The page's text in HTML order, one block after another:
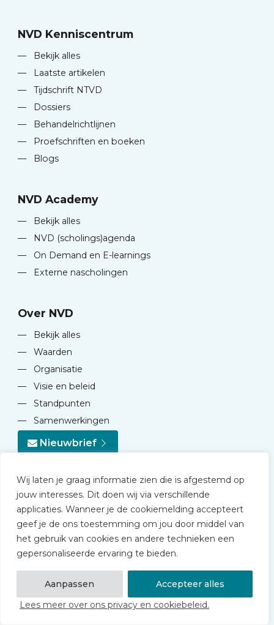
Wij laten je graag informatie zien die is afgestemd op
jouw interesses. Dit doen wij via verschillende
applicaties. Wanneer je de cookiemelding accepteert
geef je de ons toestemming om jou door middel van
het gebruik van cookies en andere technieken een
gepersonaliseerde ervaring te bieden.
Aanpassen
Accepteer alles
Lees meer over ons privacy en cookiebeleid.
NVD Kenniscentrum
—
Bekijk alles
—
Laatste artikelen
—
Tijdschrift NTVD
—
Dossiers
—
Behandelrichtlijnen
—
Proefschriften en boeken
—
Blogs
NVD Academy
—
Bekijk alles
—
NVD (scholings)agenda
—
On Demand en E-learnings
—
Externe nascholingen
Over NVD
—
Bekijk alles
—
Waarden
—
Organisatie
—
Visie en beleid
—
Standpunten
—
Samenwerkingen
Nieuwbrief
© 2026 NVD
Privacy statement
Disclaimer